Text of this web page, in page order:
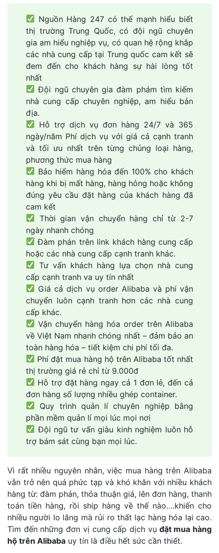
Nguồn Hàng 247 có thế mạnh hiểu biết
thị trường Trung Quốc, có đội ngũ chuyên
gia am hiểu nghiệp vụ, có quan hệ rộng khắp
các nhà cung cấp tại Trung quốc cam kết sẽ
đem đến cho khách hàng sự hài lòng tốt
nhất
Đội ngũ chuyên gia đàm phám tìm kiếm
nhà cung cấp chuyên nghiệp, am hiểu bản
địa.
Hỗ trợ dịch vụ đơn hàng 24/7 và 365
ngày/năm Phí dịch vụ với giá cả cạnh tranh
và tối ưu nhất trên từng chủng loại hàng,
phương thức mua hàng
Bảo hiểm hàng hóa đến 100% cho khách
hàng khi bị mất hàng, hàng hỏng hoặc không
đúng yêu cầu đặt hàng của khách hàng đã
cam kết
Thời gian vận chuyển hàng chỉ từ 2-7
ngày nhanh chóng
Đàm phán trên link khách hàng cung cấp
hoặc các nhà cung cấp cạnh tranh khác.
Tư vấn khách hàng lựa chọn nhà cung
cấp cạnh tranh va uy tín nhất
Giá cả dịch vụ order Alibaba và phí vận
chuyển luôn cạnh tranh hơn các nhà cung
cấp khác.
Vận chuyển hàng hóa order trên Alibaba
về Việt Nam nhanh chóng nhất – đảm bảo an
toàn hàng hóa – tiết kiệm chi phí tối đa.
Phí đặt mua hàng hộ trên Alibaba tốt nhất
thị trường giá rẻ chỉ từ 9.000đ
Hỗ trợ đặt hàng ngay cả 1 đơn lẻ, đến cả
đơn hàng số lượng nhiều ghép container.
Quy trình quản lí chuyên nghiệp bằng
phần mềm quản lí mọi lúc mọi nơi
Đội ngũ tư vấn giàu kinh nghiệm luôn hỗ
trợ bám sát cùng bạn mọi lúc.
Vì rất nhiều nguyên nhân, việc mua hàng trên Alibaba
vẫn trở nên quá phức tạp và khó khăn với nhiều khách
hàng từ: đàm phán, thỏa thuận giá, lên đơn hàng, thanh
toán tiền hàng, rồi ship hàng về thế nào….khiến cho
nhiều người lo lắng mà rủi ro thất lạc hàng hóa lại cao.
Tìm đến những đơn vị cung cấp dịch vụ đặt mua hàng
hộ trên Alibaba uy tín là điều hết sức cần thiết.